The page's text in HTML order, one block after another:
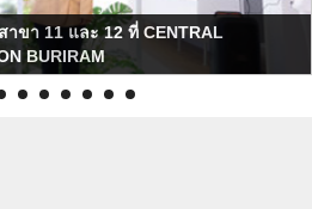
ขา 11 และ 12 ที่ CENTRAL
BURIRAM